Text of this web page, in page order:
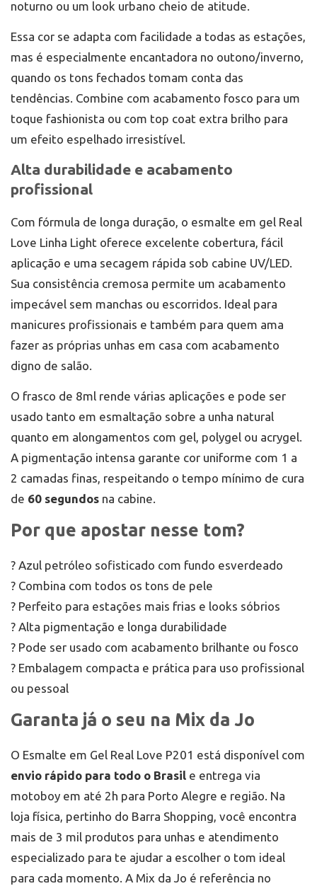
noturno ou um look urbano cheio de atitude.
Essa cor se adapta com facilidade a todas as estações,
mas é especialmente encantadora no outono/inverno,
quando os tons fechados tomam conta das
tendências. Combine com acabamento fosco para um
toque fashionista ou com top coat extra brilho para
um efeito espelhado irresistível.
Alta durabilidade e acabamento
profissional
Com fórmula de longa duração, o esmalte em gel Real
Love Linha Light oferece excelente cobertura, fácil
aplicação e uma secagem rápida sob cabine UV/LED.
Sua consistência cremosa permite um acabamento
impecável sem manchas ou escorridos. Ideal para
manicures profissionais e também para quem ama
fazer as próprias unhas em casa com acabamento
digno de salão.
O frasco de 8ml rende várias aplicações e pode ser
usado tanto em esmaltação sobre a unha natural
quanto em alongamentos com gel, polygel ou acrygel.
A pigmentação intensa garante cor uniforme com 1 a
2 camadas finas, respeitando o tempo mínimo de cura
de 60 segundos na cabine.
Por que apostar nesse tom?
? Azul petróleo sofisticado com fundo esverdeado
? Combina com todos os tons de pele
? Perfeito para estações mais frias e looks sóbrios
? Alta pigmentação e longa durabilidade
? Pode ser usado com acabamento brilhante ou fosco
? Embalagem compacta e prática para uso profissional
ou pessoal
Garanta já o seu na Mix da Jo
O Esmalte em Gel Real Love P201 está disponível com
envio rápido para todo o Brasil e entrega via
motoboy em até 2h para Porto Alegre e região. Na
loja física, pertinho do Barra Shopping, você encontra
mais de 3 mil produtos para unhas e atendimento
especializado para te ajudar a escolher o tom ideal
para cada momento. A Mix da Jo é referência no